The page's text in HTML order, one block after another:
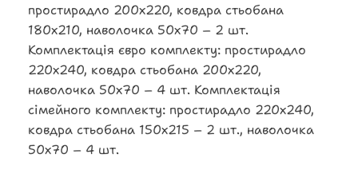
простирадло 200х220, ковдра стьобана
180х210, наволочка 50х70 – 2 шт.
Комплектація євро комплекту: простирадло
220х240, ковдра стьобана 200х220,
наволочка 50х70 – 4 шт. Комплектація
сімейного комплекту: простирадло 220х240,
ковдра стьобана 150х215 – 2 шт., наволочка
50х70 – 4 шт.